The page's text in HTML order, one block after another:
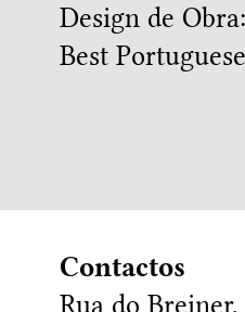
Design de
Best
Contactos
Rua do Breiner,